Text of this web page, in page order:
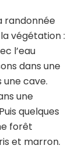
randonnée
végétation :
l’eau
dans une
une cave.
une
quelques
forêt
et marron.